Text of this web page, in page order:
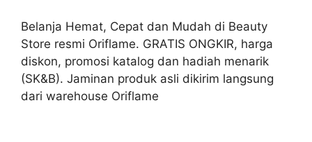
Belanja Hemat, Cepat dan Mudah di Beauty
Store resmi Oriflame. GRATIS ONGKIR, harga
diskon, promosi katalog dan hadiah menarik
(SK&B). Jaminan produk asli dikirim langsung
dari warehouse Oriflame